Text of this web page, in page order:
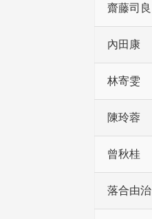
齋藤司良
內田康
林寄雯
陳玲蓉
曾秋桂
落合由治